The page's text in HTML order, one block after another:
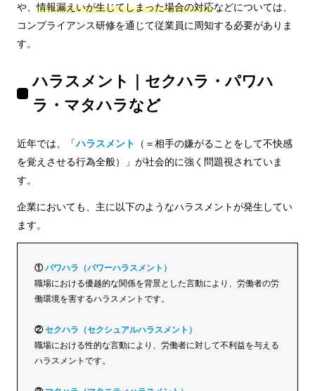
や、情報漏えいが生じてしまった場合の対応などについては、
コンプライアンス研修を通じて従業員に周知する必要がありま
す。
ハラスメント｜セクハラ・パワハ
ラ・マタハラなど
近年では、「ハラスメント
（＝相手の嫌がることをして不快感
を覚えさせる行為全般）」が社会的に強く問題視されていま
す。
企業においても、主に以下のようなハラスメントが発生してい
ます。
①パワハラ（パワーハラスメント）
職場における優越的な関係を背景とした言動により、労働者の労
働環境を害するハラスメントです。
②セクハラ（セクシュアルハラスメント）
職場における性的な言動により、労働者に対して不利益を与える
ハラスメントです。